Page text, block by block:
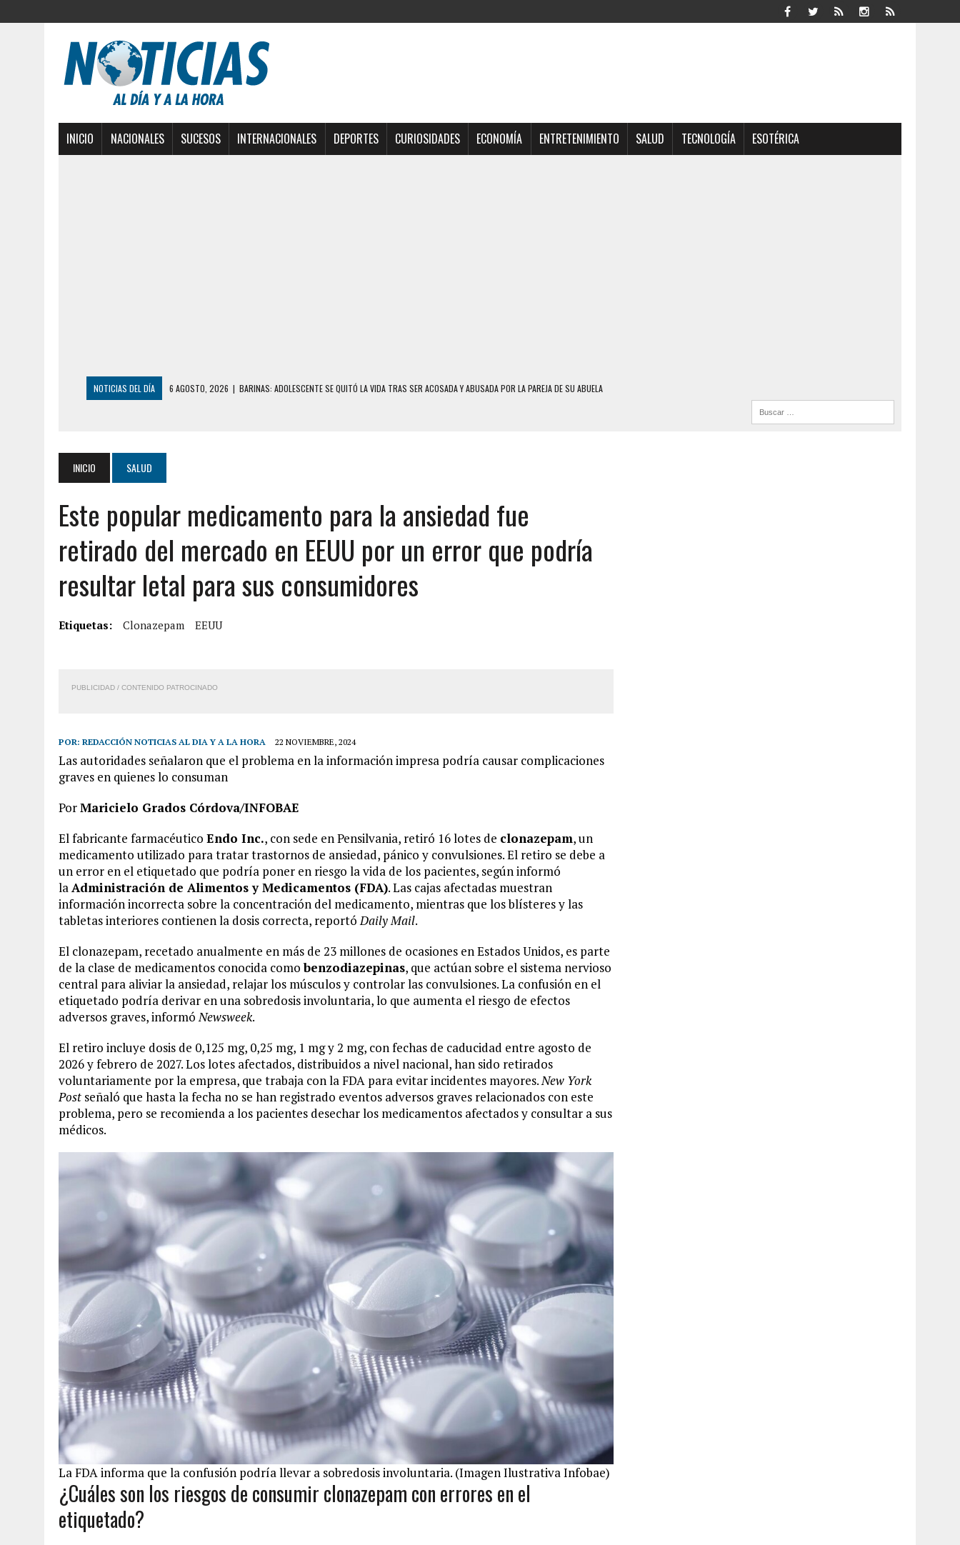
INICIO NACIONALES SUCESOS INTERNACIONALES DEPORTES CURIOSIDADES ECONOMÍA ENTRETENIMIENTO SALUD TECNOLOGÍA ESOTÉRICA
NOTICIAS DEL DÍA 6 AGOSTO, 2026 | CONMOCIÓN EN COLORADO POR ASESINATO DE UNA ADOLESCENTE VENEZOLANA EN REUNIÓN CON AMIGOS
EDIFICIO PETUNIA
|
FUGA DE GAS GENERÓ EXPLOSIÓN EN LOCAL COMERCIAL DE CHACAO
7 AGOSTO, 2026 | HOMBRE ASESINÓ A SU TÍA CON UN PUÑAL Y DEJÓ HERIDAS A SU PRIMA Y A OTRO FAMILIAR EN BOLÍVAR
7 AGOSTO, 2026
| YARACUY: ASESINARON DOS HOMBRES EL MISMO DÍA EN SECTORES VECINOS
7 AGOSTO, 2026
LOCALIZARON CUERPO DE ‘LA SEÑORA DE LAS UÑAS BONITAS’ 42 DÍAS DESPUÉS DE LOS TERREMOTOS EN LA GUAIRA
6 AGOSTO, 2026
MISTERIOSA MUERTE DE MODELO EN MONAGAS: HALLARON EL CUERPO DENTRO DE SU CASA
6 AGOSTO, 2026 | BARINAS: ADOLESCENTE SE QUITÓ LA VIDA TRAS SER ACOSADA Y ABUSADA POR LA PAREJA DE SU ABUELA
INICIO SALUD
Este popular medicamento para la ansiedad fue
retirado del mercado en EEUU por un error que podría
resultar letal para sus consumidores
Etiquetas: Clonazepam EEUU
PUBLICIDAD / CONTENIDO PATROCINADO
POR: REDACCIÓN NOTICIAS AL DIA Y A LA HORA 22 NOVIEMBRE, 2024
Las autoridades señalaron que el problema en la información impresa podría causar complicaciones
graves en quienes lo consuman
PorMaricielo Grados Córdova/INFOBAE
El fabricante farmacéutico Endo Inc., con sede en Pensilvania, retiró 16 lotes de clonazepam, un
medicamento utilizado para tratar trastornos de ansiedad, pánico y convulsiones. El retiro se debe a
un error en el etiquetado que podría poner en riesgo la vida de los pacientes, según informó
laAdministración de Alimentos y Medicamentos (FDA). Las cajas afectadas muestran
información incorrecta sobre la concentración del medicamento, mientras que los blísteres y las
tabletas interiores contienen la dosis correcta, reportóDaily Mail.
El clonazepam, recetado anualmente en más de 23 millones de ocasiones en Estados Unidos, es parte
de la clase de medicamentos conocida comobenzodiazepinas, que actúan sobre el sistema nervioso
central para aliviar la ansiedad, relajar los músculos y controlar las convulsiones. La confusión en el
etiquetado podría derivar en una sobredosis involuntaria, lo que aumenta el riesgo de efectos
adversos graves, informóNewsweek.
El retiro incluye dosis de 0,125 mg, 0,25 mg, 1 mg y 2 mg, con fechas de caducidad entre agosto de
2026 y febrero de 2027. Los lotes afectados, distribuidos a nivel nacional, han sido retirados
voluntariamente por la empresa, que trabaja con la FDA para evitar incidentes mayores.New York
Post señaló que hasta la fecha no se han registrado eventos adversos graves relacionados con este
problema, pero se recomienda a los pacientes desechar los medicamentos afectados y consultar a sus
médicos.
La FDA informa que la confusión podría llevar a sobredosis involuntaria. (Imagen Ilustrativa Infobae)
¿Cuáles son los riesgos de consumir clonazepam con errores en el
etiquetado?